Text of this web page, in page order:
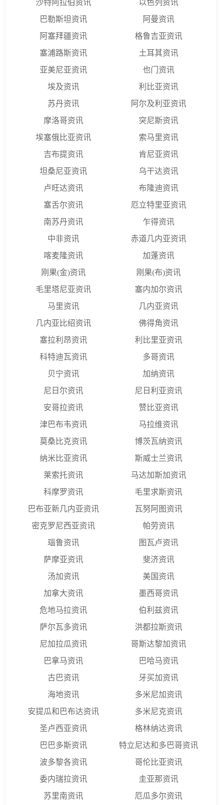
沙特阿拉伯资讯
以色列资讯
巴勒斯坦资讯
阿曼资讯
阿塞拜疆资讯
格鲁吉亚资讯
塞浦路斯资讯
土耳其资讯
亚美尼亚资讯
也门资讯
埃及资讯
利比亚资讯
苏丹资讯
阿尔及利亚资讯
摩洛哥资讯
突尼斯资讯
埃塞俄比亚资讯
索马里资讯
吉布提资讯
肯尼亚资讯
坦桑尼亚资讯
乌干达资讯
卢旺达资讯
布隆迪资讯
塞舌尔资讯
厄立特里亚资讯
南苏丹资讯
乍得资讯
中非资讯
赤道几内亚资讯
喀麦隆资讯
加蓬资讯
刚果(金)资讯
刚果(布)资讯
毛里塔尼亚资讯
塞内加尔资讯
马里资讯
几内亚资讯
几内亚比绍资讯
佛得角资讯
塞拉利昂资讯
利比里亚资讯
科特迪瓦资讯
多哥资讯
贝宁资讯
加纳资讯
尼日尔资讯
尼日利亚资讯
安哥拉资讯
赞比亚资讯
津巴布韦资讯
马拉维资讯
莫桑比克资讯
博茨瓦纳资讯
纳米比亚资讯
斯威士兰资讯
莱索托资讯
马达加斯加资讯
科摩罗资讯
毛里求斯资讯
巴布亚新几内亚资讯
瓦努阿图资讯
密克罗尼西亚资讯
帕劳资讯
瑙鲁资讯
图瓦卢资讯
萨摩亚资讯
斐济资讯
汤加资讯
美国资讯
加拿大资讯
墨西哥资讯
危地马拉资讯
伯利兹资讯
萨尔瓦多资讯
洪都拉斯资讯
尼加拉瓜资讯
哥斯达黎加资讯
巴拿马资讯
巴哈马资讯
古巴资讯
牙买加资讯
海地资讯
多米尼加资讯
安提瓜和巴布达资讯
多米尼克资讯
圣卢西亚资讯
格林纳达资讯
巴巴多斯资讯
特立尼达和多巴哥资讯
波多黎各资讯
哥伦比亚资讯
委内瑞拉资讯
圭亚那资讯
苏里南资讯
厄瓜多尔资讯